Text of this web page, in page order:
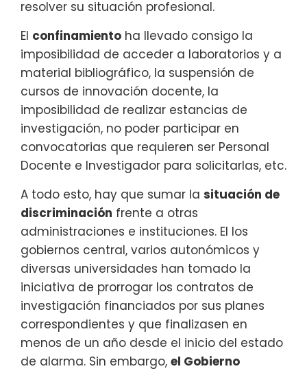
resolver su situación profesional.
El confinamiento ha llevado consigo la
imposibilidad de acceder a laboratorios y a
material bibliográfico, la suspensión de
cursos de innovación docente, la
imposibilidad de realizar estancias de
investigación, no poder participar en
convocatorias que requieren ser Personal
Docente e Investigador para solicitarlas, etc.
A todo esto, hay que sumar la situación de
discriminación frente a otras
administraciones e instituciones. El los
gobiernos central, varios autonómicos y
diversas universidades han tomado la
iniciativa de prorrogar los contratos de
investigación financiados por sus planes
correspondientes y que finalizasen en
menos de un año desde el inicio del estado
de alarma. Sin embargo, el Gobierno